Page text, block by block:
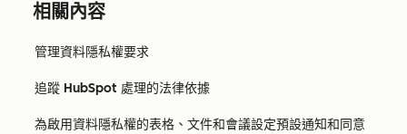
相關內容
管理資料隱私權要求
追蹤 HubSpot 處理的法律依據
為啟用資料隱私權的表格、文件和會議設定預設通知和同意